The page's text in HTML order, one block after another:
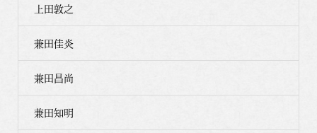
上田敦之
兼田佳炎
兼田昌尚
兼田知明